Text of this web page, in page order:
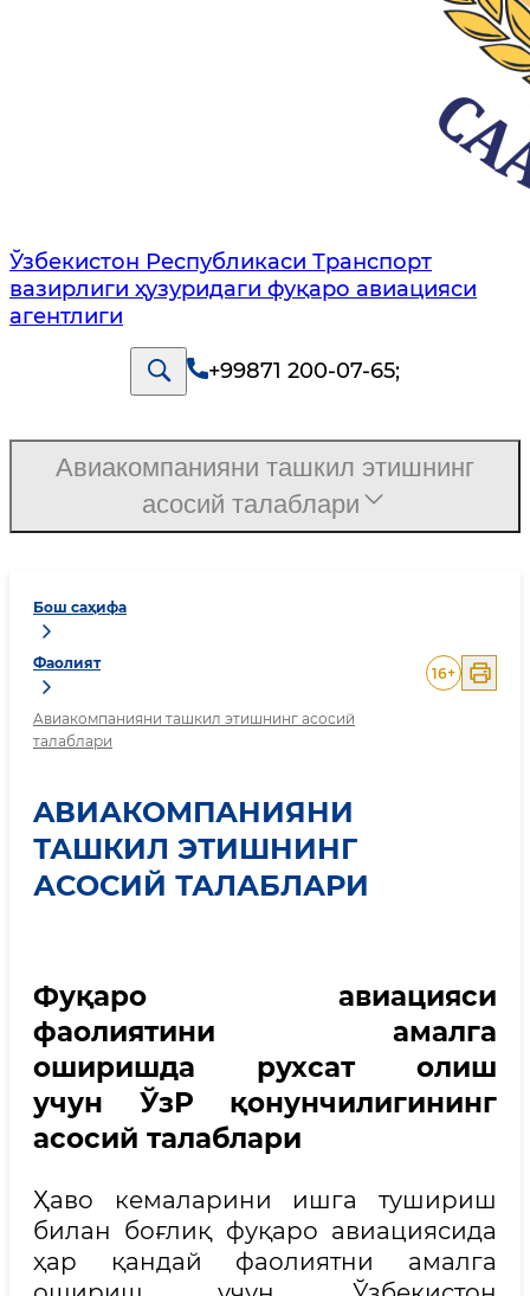
Ўзбекистон Республикаси Транспорт
вазирлиги ҳузуридаги фуқаро авиацияси
агентлиги
+99871 200-07-65;
Бош саҳифа
Фаолият
Aвиакомпанияни ташкил этишнинг асосий
талаблари
16+
AВИАКОМПАНИЯНИ
ТАШКИЛ ЭТИШНИНГ
АСОСИЙ ТАЛАБЛАРИ
Фуқаро авиацияси
фаолиятини амалга
оширишда рухсат олиш
учун ЎзР қонунчилигининг
асосий талаблари
Ҳаво кемаларини ишга тушириш
билан боғлиқ фуқаро авиациясида
ҳар қандай фаолиятни амалга
Aвиакомпанияни ташкил этишнинг
асосий талаблари